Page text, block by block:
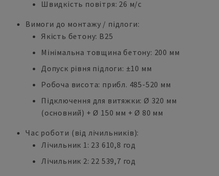
Швидкість повітря: 26 м/с
Вимоги до монтажу / підлоги:
Якість бетону: B25
Мінімальна товщина бетону: 200 мм
Допуск рівня підлоги: ±10 мм
Робоча висота: прибл. 485-520 мм
Підключення для витяжки: Ø 320 мм
(основний) + Ø 150 мм + Ø 80 мм
Час роботи (від лічильників):
Лічильник 1: 23 610,8 год
Лічильник 2: 22 539,7 год